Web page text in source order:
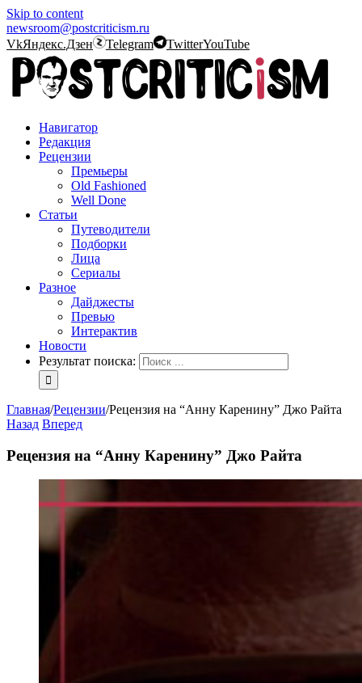
Skip to content
newsroom@postcriticism.ru
VkЯндекс.Дзен Telegram TwitterYouTube
Навигатор
Редакция
Рецензии
Премьеры
Old Fashioned
Well Done
Статьи
Путеводители
Подборки
Лица
Сериалы
Разное
Дайджесты
Превью
Интерактив
Новости
Результат поиска:
Главная/Рецензии/Рецензия на “Анну Каренину” Джо Райта
Назад Вперед
Рецензия на “Анну Каренину” Джо Райта